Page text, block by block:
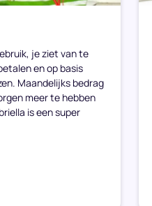
je ziet van te
en op basis
Maandelijks bedrag
meer te hebben
is een super